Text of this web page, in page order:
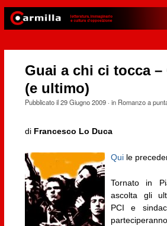
Guai a chi ci tocca –
(e ultimo)
Pubblicato il29 Giugno 2009· in Romanzo a
di Francesco Lo Duca
Quile
Tornato in
ascolta gli
PCI e